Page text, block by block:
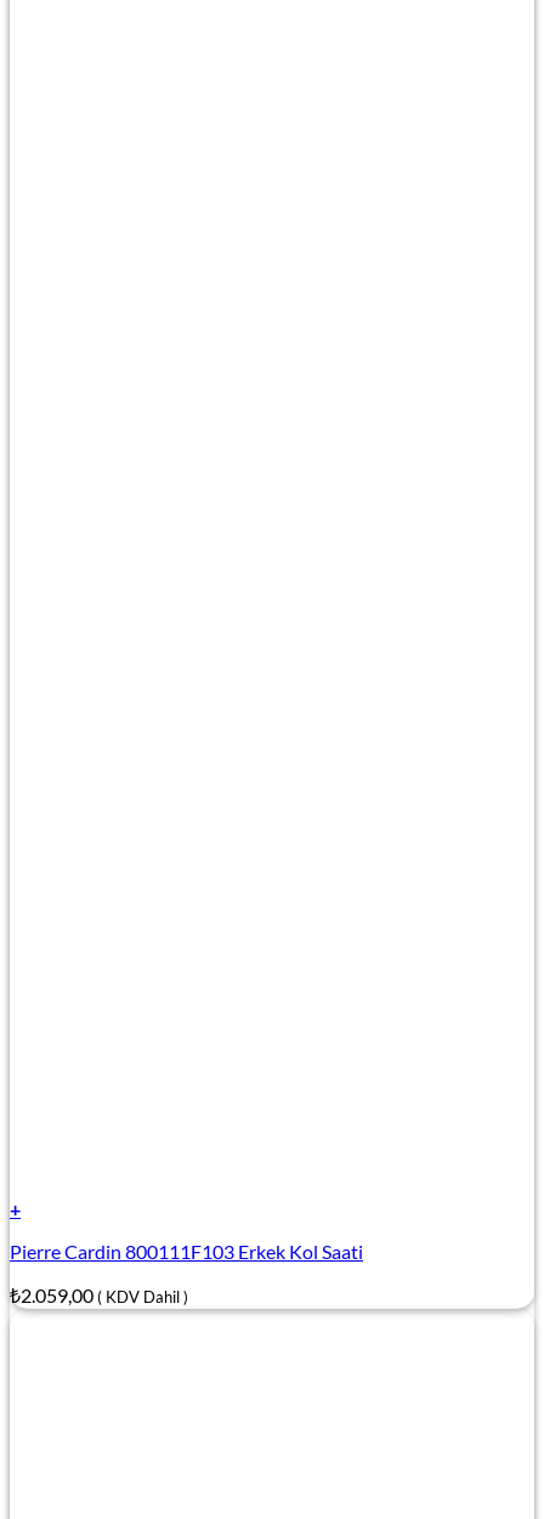
+
Pierre Cardin 800111F103 Erkek Kol Saati
₺2.059,00( KDV Dahil )